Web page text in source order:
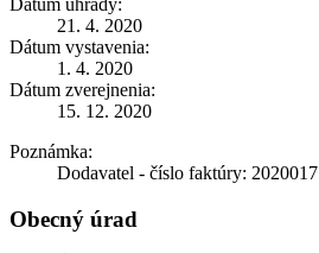
21. 4. 2020
Dátum vystavenia:
1. 4. 2020
Dátum zverejnenia:
15. 12. 2020
Poznámka:
Dodavatel - číslo faktúry: 2020017
Obecný úrad